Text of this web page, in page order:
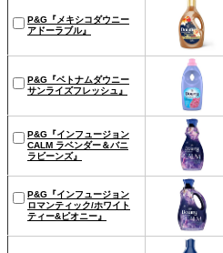
P&G『メキシコダウニー
アドーラブル』
P&G『ベトナムダウニー
サンライズフレッシュ』
P&G『インフュージョン
CALM ラベンダー＆バニ
ラビーンズ』
P&G『インフュージョン
ロマンティック/ホワイト
ティー&ピオニー』